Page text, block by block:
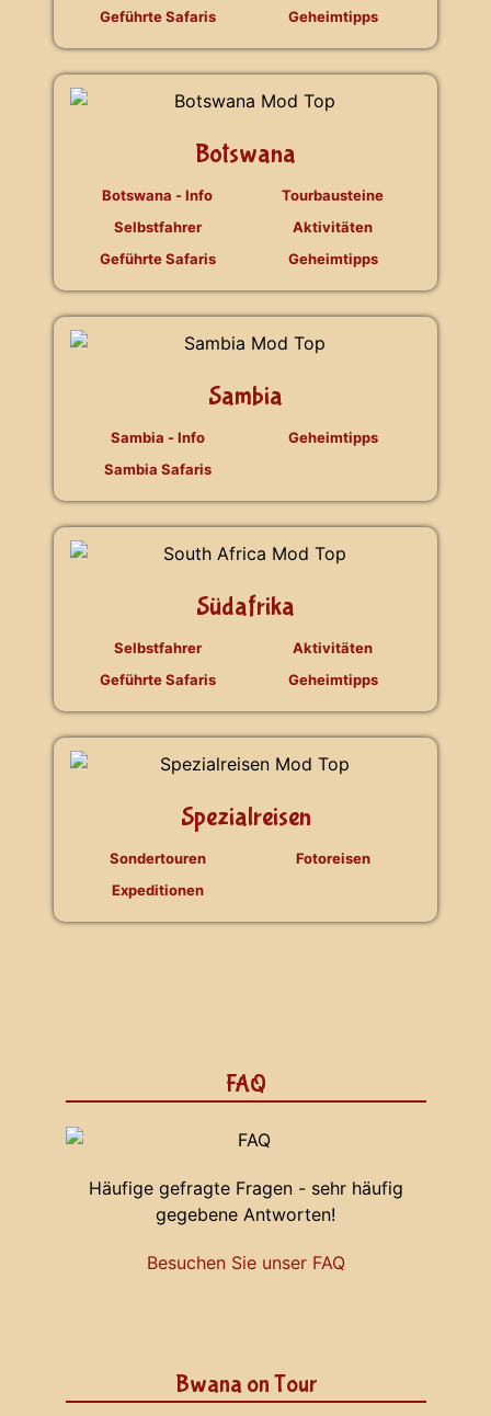
Geführte Safaris Geheimtipps
Botswana
Botswana - Info
Selbstfahrer
Geführte Safaris
Tourbausteine
Aktivitäten
Geheimtipps
Sambia
Sambia - Info
Sambia Safaris
Geheimtipps
Südafrika
Selbstfahrer
Geführte Safaris
Aktivitäten
Geheimtipps
Spezialreisen
Sondertouren
Expeditionen
Fotoreisen
FAQ
Häufige gefragte Fragen - sehr häufig
gegebene Antworten!
Besuchen Sie unser FAQ
Bwana on Tour